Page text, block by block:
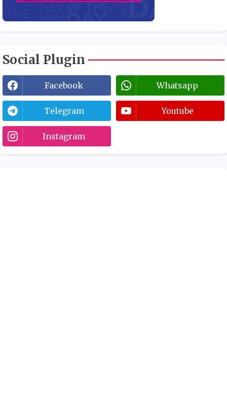
Social Plugin
Facebook Whatsapp
Telegram Youtube
Instagram